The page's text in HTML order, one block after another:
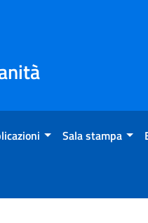
Sala stampa